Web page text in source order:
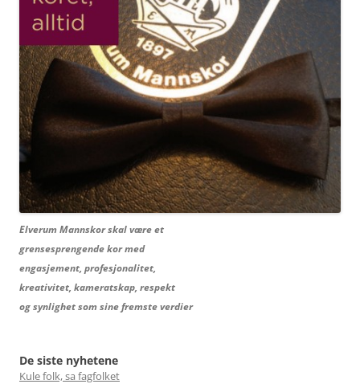
Elverum Mannskor skal være et
grensesprengende kor med
engasjement, profesjonalitet,
kreativitet, kameratskap, respekt
og synlighet som sine fremste verdier
De siste nyhetene
Kule folk, sa fagfolket